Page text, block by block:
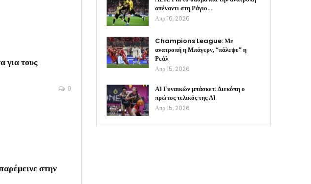
για τους
0
στην
απέναντι στη Ράγιο…
Απρ 16, 2026
Champions League: Με
ανατροπή η Μπάγερν, “πάλεψε” η
Ρεάλ
Απρ 15, 2026
Α1 Γυναικών μπάσκετ: Διεκόπη ο
πρώτος τελικός της Α1
Απρ 15, 2026